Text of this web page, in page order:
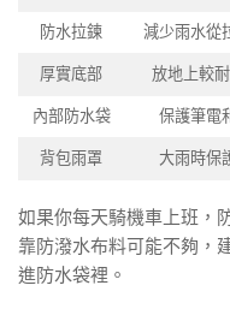
防水拉鍊 減少雨水從
厚實底部 放地上較
內部防水袋 保護筆電
背包雨罩 大雨時保
如果你每天騎機車上班，
靠防潑水布料可能不夠，
進防水袋裡。